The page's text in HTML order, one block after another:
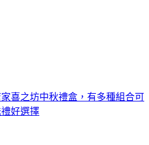
喜之坊中秋禮盒，有多種組合可
好選擇